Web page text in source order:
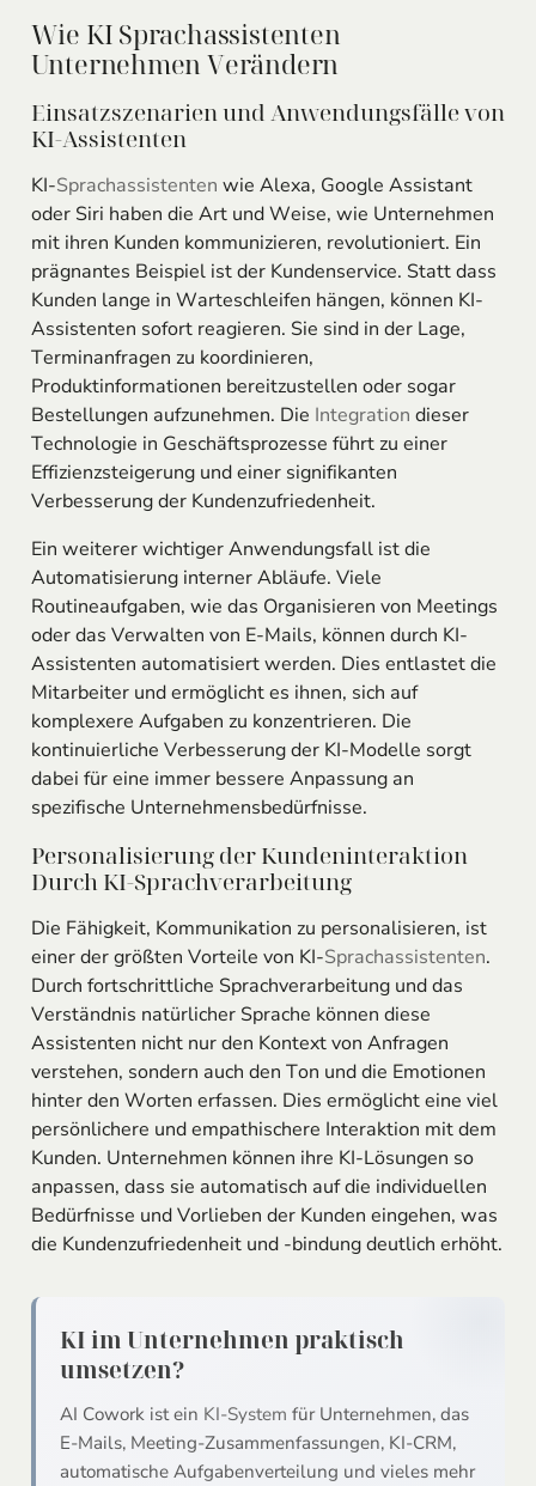
Wie KI Sprachassistenten
Unternehmen Verändern
Einsatzszenarien und Anwendungsfälle von
KI-Assistenten
KI-Sprachassistenten wie Alexa, Google Assistant
oder Siri haben die Art und Weise, wie Unternehmen
mit ihren Kunden kommunizieren, revolutioniert. Ein
prägnantes Beispiel ist der Kundenservice. Statt dass
Kunden lange in Warteschleifen hängen, können KI-
Assistenten sofort reagieren. Sie sind in der Lage,
Terminanfragen zu koordinieren,
Produktinformationen bereitzustellen oder sogar
Bestellungen aufzunehmen. Die Integration dieser
Technologie in Geschäftsprozesse führt zu einer
Effizienzsteigerung und einer signifikanten
Verbesserung der Kundenzufriedenheit.
Ein weiterer wichtiger Anwendungsfall ist die
Automatisierung interner Abläufe. Viele
Routineaufgaben, wie das Organisieren von Meetings
oder das Verwalten von E-Mails, können durch KI-
Assistenten automatisiert werden. Dies entlastet die
Mitarbeiter und ermöglicht es ihnen, sich auf
komplexere Aufgaben zu konzentrieren. Die
kontinuierliche Verbesserung der KI-Modelle sorgt
dabei für eine immer bessere Anpassung an
spezifische Unternehmensbedürfnisse.
Personalisierung der Kundeninteraktion
Durch KI-Sprachverarbeitung
Die Fähigkeit, Kommunikation zu personalisieren, ist
einer der größten Vorteile von KI-Sprachassistenten.
Durch fortschrittliche Sprachverarbeitung und das
Verständnis natürlicher Sprache können diese
Assistenten nicht nur den Kontext von Anfragen
verstehen, sondern auch den Ton und die Emotionen
hinter den Worten erfassen. Dies ermöglicht eine viel
persönlichere und empathischere Interaktion mit dem
Kunden. Unternehmen können ihre KI-Lösungen so
anpassen, dass sie automatisch auf die individuellen
Bedürfnisse und Vorlieben der Kunden eingehen, was
die Kundenzufriedenheit und -bindung deutlich erhöht.
KI im Unternehmen praktisch
umsetzen?
AI Cowork ist ein KI-System für Unternehmen, das
E-Mails, Meeting-Zusammenfassungen, KI-CRM,
automatische Aufgabenverteilung und vieles mehr